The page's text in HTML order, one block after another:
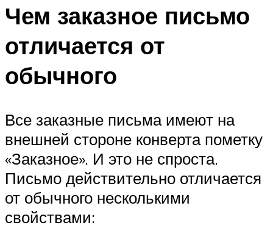
Чем заказное письмо
отличается от
обычного
Все заказные письма имеют на
внешней стороне конверта пометку
«Заказное». И это не спроста.
Письмо действительно отличается
от обычного несколькими
свойствами: